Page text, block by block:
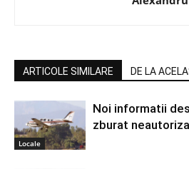
ARTICOLE SIMILARE DE LA
Locale
Noi informatii
zburat